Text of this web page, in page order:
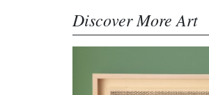
Discover More Art